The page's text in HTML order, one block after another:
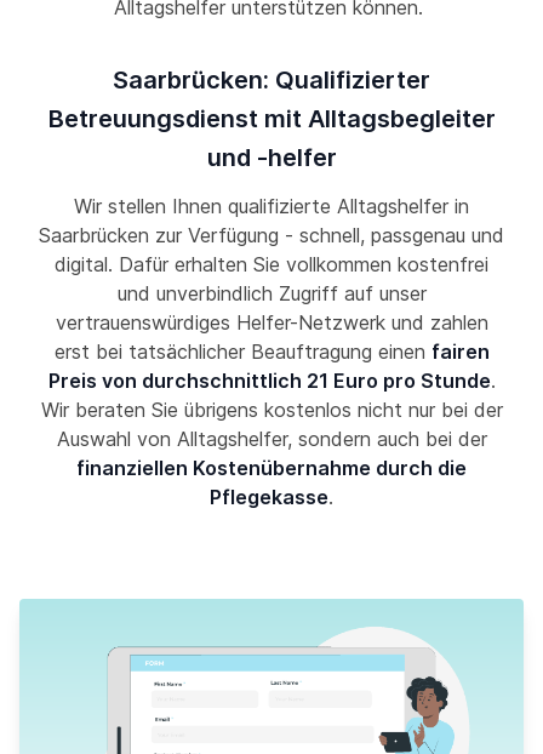
Alltagshelfer unterstützen können.
Saarbrücken: Qualifizierter
Betreuungsdienst mit Alltagsbegleiter
und -helfer
Wir stellen Ihnen qualifizierte Alltagshelfer in
Saarbrücken zur Verfügung - schnell, passgenau und
digital. Dafür erhalten Sie vollkommen kostenfrei
und unverbindlich Zugriff auf unser
vertrauenswürdiges Helfer-Netzwerk und zahlen
erst bei tatsächlicher Beauftragung einen fairen
Preis von durchschnittlich 21 Euro pro Stunde.
Wir beraten Sie übrigens kostenlos nicht nur bei der
Auswahl von Alltagshelfer, sondern auch bei der
finanziellen Kostenübernahme durch die
Pflegekasse.